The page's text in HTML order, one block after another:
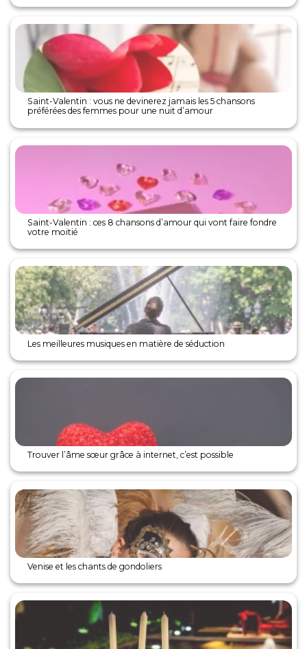
Saint-Valentin : vous ne devinerez jamais les 5 chansons
préférées des femmes pour une nuit d’amour
Saint-Valentin : ces 8 chansons d’amour qui vont faire fondre
votre moitié
Les meilleures musiques en matière de séduction
Trouver l’âme sœur grâce à internet, c’est possible
Venise et les chants de gondoliers